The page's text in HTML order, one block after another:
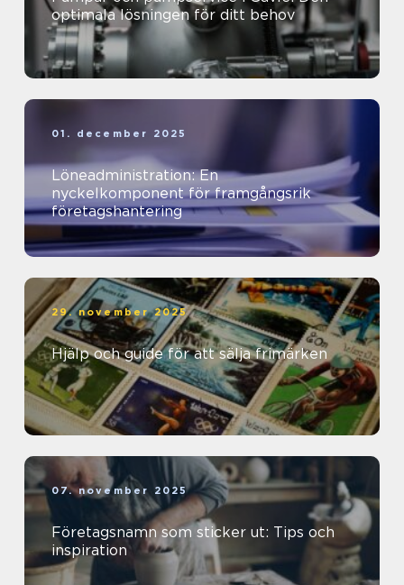
optimala lösningen för ditt behov
01. december 2025
Löneadministration: En
nyckelkomponent för framgångsrik
företagshantering
29. november 2025
Hjälp och guide för att sälja frimärken
07. november 2025
Företagsnamn som sticker ut: Tips och
inspiration